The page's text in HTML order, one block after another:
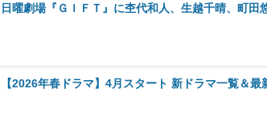
日曜劇場『ＧＩＦＴ』に杢代和人、生越千晴、町田
【2026年春ドラマ】4月スタート 新ドラマ一覧＆最